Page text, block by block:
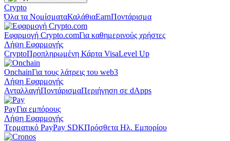
Crypto
Όλα τα ΝομίσματαΚαλάθιαEarnΠοντάρισμα
Εφαρμογή Crypto.comΓια καθημερινούς χρήστες
Λήψη Εφαρμογής
CryptoΠροπληρωμένη Κάρτα VisaLevel Up
OnchainΓια τους λάτρεις του web3
Λήψη Εφαρμογής
ΑνταλλαγήΠοντάρισμαΠεριήγηση σε dApps
PayΓια εμπόρους
Λήψη Εφαρμογής
Τερματικό PayPay SDKΠρόσθετα Ηλ. Εμπορίου